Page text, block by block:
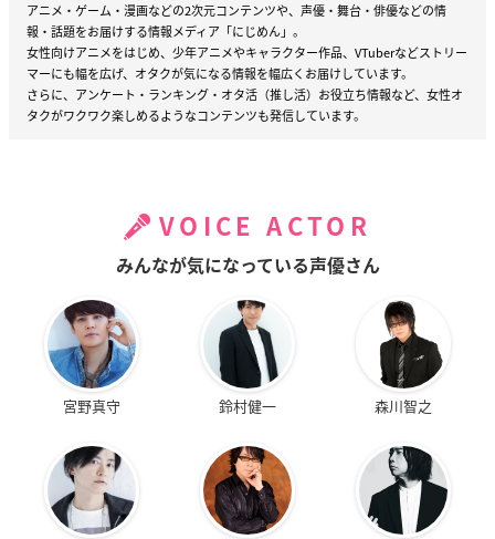
アニメ・ゲーム・漫画などの2次元コンテンツや、声優・舞台・俳優などの情
報・話題をお届けする情報メディア「にじめん」。
女性向けアニメをはじめ、少年アニメやキャラクター作品、VTuberなどストリー
マーにも幅を広げ、オタクが気になる情報を幅広くお届けしています。
さらに、アンケート・ランキング・オタ活（推し活）お役立ち情報など、女性オ
タクがワクワク楽しめるようなコンテンツも発信しています。
VOICE ACTOR
みんなが気になっている声優さん
宮野真守 鈴村健一 森川智之